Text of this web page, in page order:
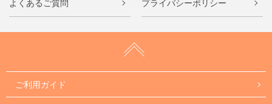
よくあるご質問 プライバシーポリシー
ご利用ガイド